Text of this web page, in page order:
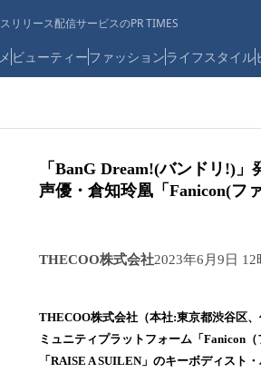
リリース配信サービスのPR TIMES
ビューティーファッションライフスタイル
「BanG Dream!(バンドリ!)
声優・倉知玲凰「Fanicon(フ
THECOO株式会社2023年6月9日 12
THECOO株式会社（本社:東京都渋谷区
ミュニティプラットフォーム「Fanicon
「RAISE A SUILEN」のキーボディスト